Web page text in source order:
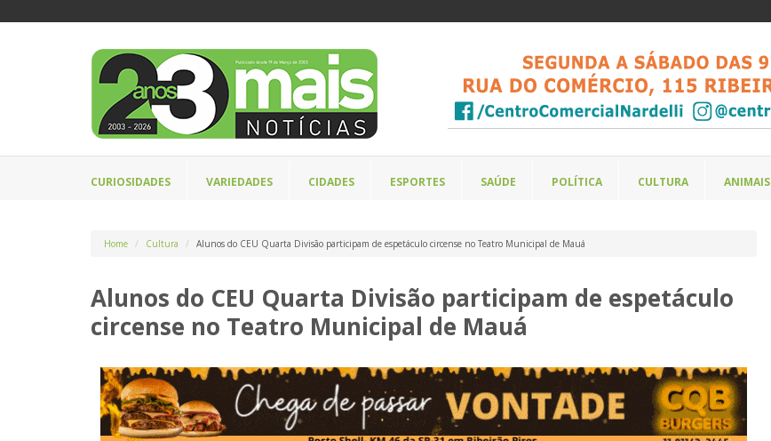
CURIOSIDADES VARIEDADES CIDADES ESPORTES SAÚDE POLÍTICA CULTURA ANIMAIS
Home Cultura Alunos do CEU Quarta Divisão participam de espetáculo circense no Teatro Municipal de Mauá
Alunos do CEU Quarta Divisão participam de espetáculo
circense no Teatro Municipal de Mauá